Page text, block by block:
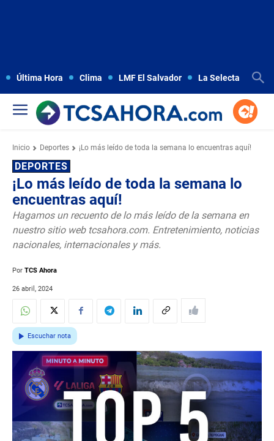
Última Hora Clima LMF El Salvador La Selecta
Inicio Deportes ¡Lo más leído de toda la semana lo encuentras aquí!
DEPORTES
¡Lo más leído de toda la semana lo
encuentras aquí!
Hagamos un recuento de lo más leído de la semana en
nuestro sitio web tcsahora.com. Entretenimiento, noticias
nacionales, internacionales y más.
Por TCS Ahora
26 abril, 2024
Escuchar nota